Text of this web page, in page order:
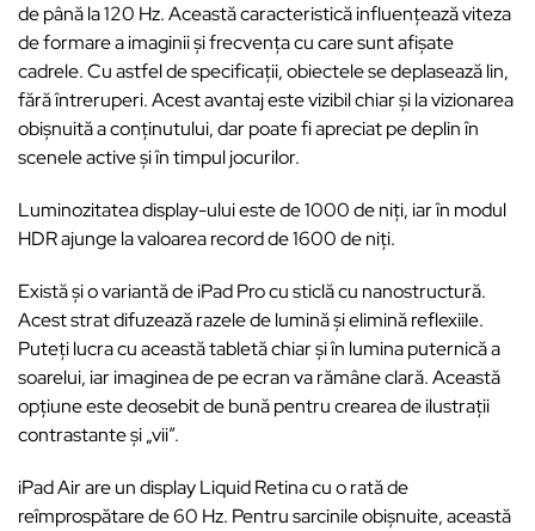
de până la 120 Hz. Această caracteristică influențează viteza
de formare a imaginii și frecvența cu care sunt afișate
cadrele. Cu astfel de specificații, obiectele se deplasează lin,
fără întreruperi. Acest avantaj este vizibil chiar și la vizionarea
obișnuită a conținutului, dar poate fi apreciat pe deplin în
scenele active și în timpul jocurilor.
Luminozitatea display-ului este de 1000 de niți, iar în modul
HDR ajunge la valoarea record de 1600 de niți.
Există și o variantă de iPad Pro cu sticlă cu nanostructură.
Acest strat difuzează razele de lumină și elimină reflexiile.
Puteți lucra cu această tabletă chiar și în lumina puternică a
soarelui, iar imaginea de pe ecran va rămâne clară. Această
opțiune este deosebit de bună pentru crearea de ilustrații
contrastante și „vii”.
iPad Air are un display Liquid Retina cu o rată de
reîmprospătare de 60 Hz. Pentru sarcinile obișnuite, această